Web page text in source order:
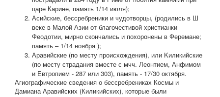
царе Карине, память 1/14 июля);
Асийские, бессребреники и чудотворцы, (родились в Ш
веке в Малой Азии от благочестивой христианки
Феодотии, мирно скончались и похоронены в Феремане;
память – 1/14 ноября );
Аравийские (по месту происхождения), или Kиликийские
(по месту страдания вместе с мчч. Леонтием, Анфимом
и Евтропием - 287 или 303), память - 17/30 октября.
Агиографические сведения о бессребрениках Космы и
Дамиана Аравийских (Киликийских), которые были